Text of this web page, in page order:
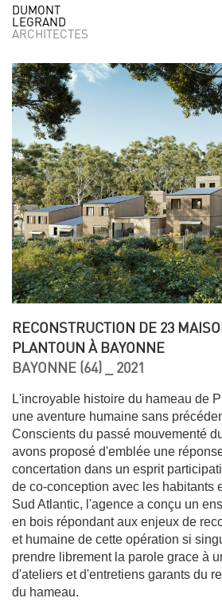
DUMONT
LEGRAND
ARCHITECTES
RECONSTRUCTION DE 23
PLANTOUN À BAYONNE
BAYONNE (64) _ 2021
L'incroyable histoire du hameau de
une aventure humaine sans
Conscients du passé mouvementé
avons proposé d'emblée une
concertation dans un esprit
de co-conception avec les habitants
Sud Atlantic, l'agence a conçu un
en bois répondant aux enjeux de
et humaine de cette opération si
prendre librement la parole grace à
d'ateliers et d'entretiens garants du
du hameau.